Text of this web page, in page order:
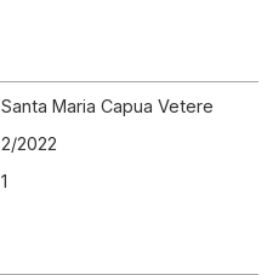
Santa Maria Capua Vetere
2/2022
1